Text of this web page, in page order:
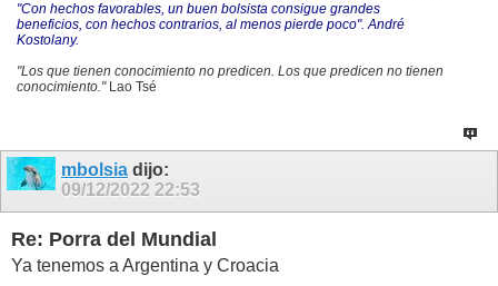
"Con hechos favorables, un buen bolsista consigue grandes
beneficios, con hechos contrarios, al menos pierde poco". André
Kostolany.
"Los que tienen conocimiento no predicen. Los que predicen no tienen
conocimiento."Lao Tsé
mbolsia dijo:
09/12/2022 22:53
Re: Porra del Mundial
Ya tenemos a Argentina y Croacia